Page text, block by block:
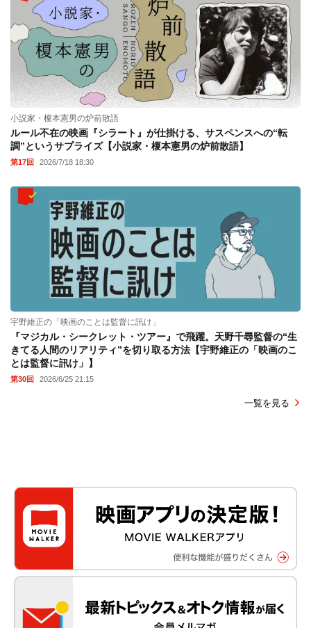
小説家・榎本憲男の炉前散語
ルール不在の映画『シラート』が仕掛ける、サスペンスへの“転
調”というサプライズ【小説家・榎本憲男の炉前散語】
第17回 2026/7/18 18:30
宇野維正の「映画のことは監督に訊け」
『マジカル・シークレット・ツアー』で飛躍。天野千尋監督の“生
きてる人間のリアリティ”を切り取る方法【宇野維正の「映画のこ
とは監督に訊け」】
第30回 2026/6/25 21:15
一覧を見る